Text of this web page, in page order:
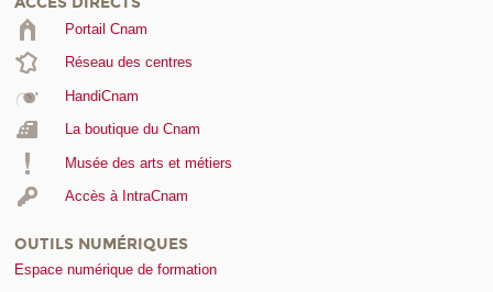
Portail Cnam
Réseau des centres
HandiCnam
La boutique du Cnam
Musée des arts et métiers
Accès à IntraCnam
OUTILS NUMÉRIQUES
Espace numérique de formation